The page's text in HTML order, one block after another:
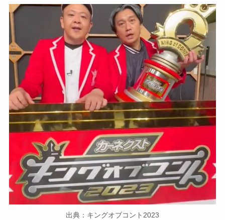
出典：キングオブコント2023